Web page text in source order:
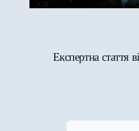
Експертна